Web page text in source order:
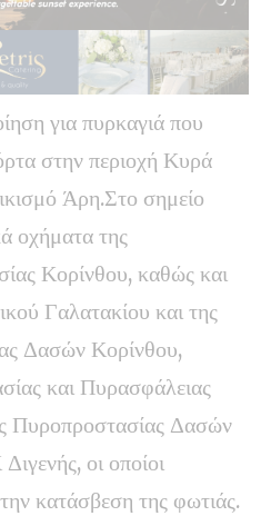
για πυρκαγιά που
στην περιοχή Κυρά
Άρη.Στο σημείο
οχήματα της
Κορίνθου, καθώς και
Γαλατακίου και της
Δασών Κορίνθου,
και Πυρασφάλειας
Πυροπροστασίας Δασών
οι οποίοι
κατάσβεση της φωτιάς.